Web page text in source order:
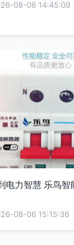
08-06 14:45:09
电力智慧 乐鸟
08-06 15:15:36